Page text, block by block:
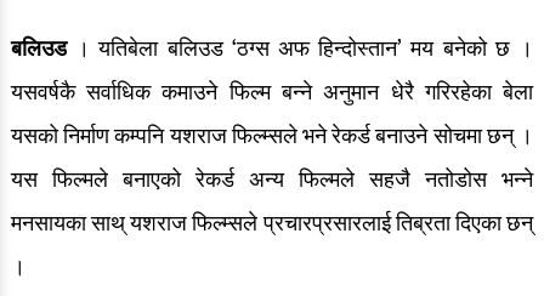
बलिउड। यतिबेला बलिउड ‘ठग्स अफ हिन्दोस्तान’ मय बनेको छ ।
यसवर्षकै सर्वाधिक कमाउने फिल्म बन्ने अनुमान धेरै गरिरहेका बेला
यसको निर्माण कम्पनि यशराज फिल्म्सले भने रेकर्ड बनाउने सोचमा छन् ।
यस फिल्मले बनाएको रेकर्ड अन्य फिल्मले सहजै नतोडोस भन्ने
मनसायका साथ् यशराज फिल्म्सले प्रचारप्रसारलाई तिब्रता दिएका छन्
।